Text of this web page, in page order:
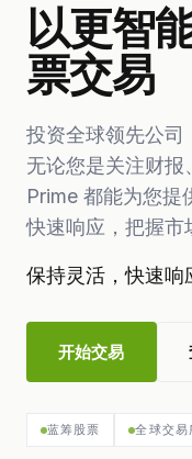
以更智
票交易
投资全球领先公司
无论您是关注财
Prime 都能为您提
快速响应，把握市
保持灵活，快速响
开始交易
蓝筹股票 全球交易